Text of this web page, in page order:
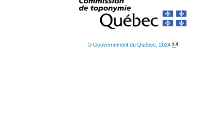
© Gouvernement du Québec, 2024